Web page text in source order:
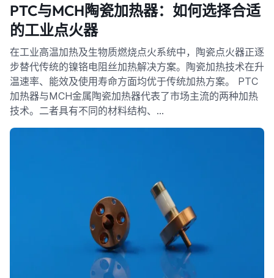
PTC与MCH陶瓷加热器：如何选择合适
的工业点火器
在工业高温加热及生物质燃烧点火系统中，陶瓷点火器正逐
步替代传统的镍铬电阻丝加热解决方案。陶瓷加热技术在升
温速率、能效及使用寿命方面均优于传统加热方案。 PTC
加热器与MCH金属陶瓷加热器代表了市场主流的两种加热
技术。二者具有不同的材料结构、…